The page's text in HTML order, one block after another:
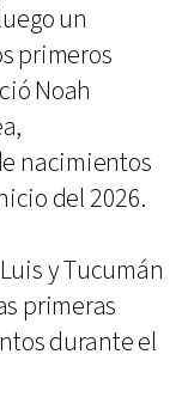
un
primeros
Noah
nacimientos
del 2026.
y Tucumán
primeras
durante el